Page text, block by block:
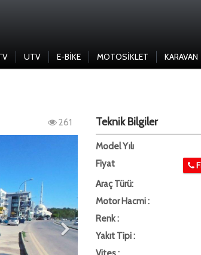
UTV E-BIKE MOTOSIKLET KARAVAN
261 Teknik Bilgiler
Model Yılı
Fiyat
Araç Türü:
Motor Hacmi :
Renk :
Yakıt Tipi :